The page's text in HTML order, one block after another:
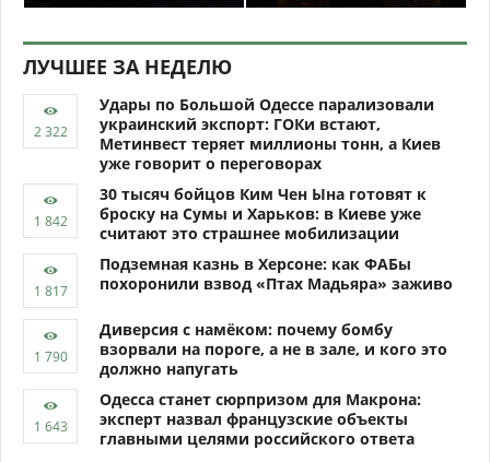
ЛУЧШЕЕ ЗА НЕДЕЛЮ
Удары по Большой Одессе парализовали
украинский экспорт: ГОКи встают,
Метинвест теряет миллионы тонн, а Киев
уже говорит о переговорах
30 тысяч бойцов Ким Чен Ына готовят к
броску на Сумы и Харьков: в Киеве уже
считают это страшнее мобилизации
Подземная казнь в Херсоне: как ФАБы
похоронили взвод «Птах Мадьяра» заживо
Диверсия с намёком: почему бомбу
взорвали на пороге, а не в зале, и кого это
должно напугать
Одесса станет сюрпризом для Макрона:
эксперт назвал французские объекты
главными целями российского ответа